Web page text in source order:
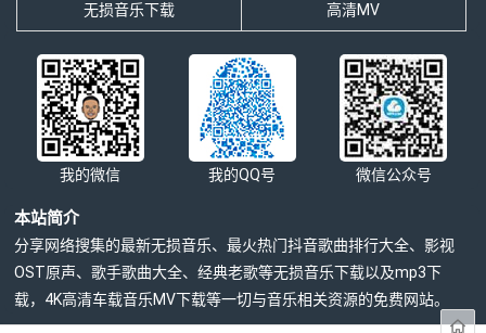
无损音乐下载 高清MV
我的微信 我的QQ号 微信公众号
本站简介
分享网络搜集的最新无损音乐、最火热门抖音歌曲排行大全、影视
OST原声、歌手歌曲大全、经典老歌等无损音乐下载以及mp3下
载，4K高清车载音乐MV下载等一切与音乐相关资源的免费网站。